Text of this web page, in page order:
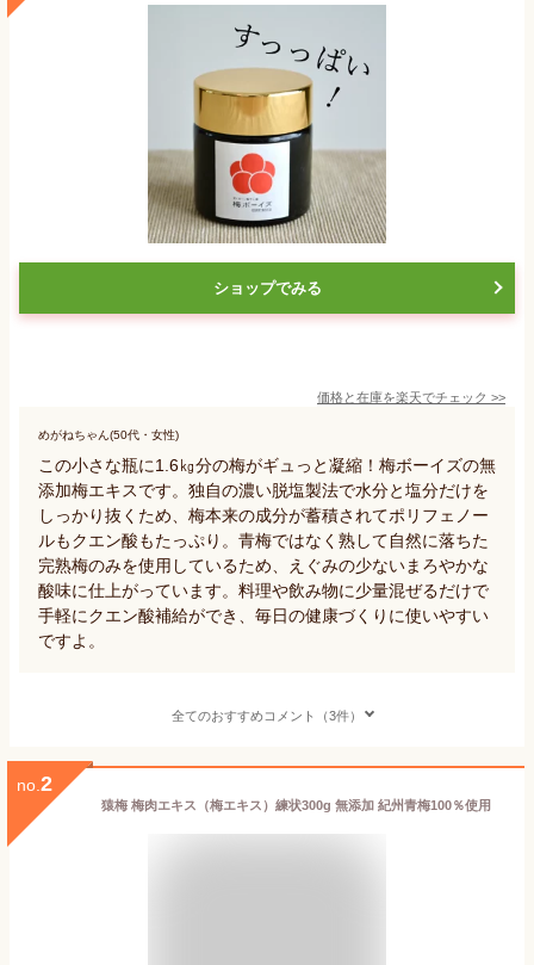
ショップでみる
価格と在庫を楽天でチェック >>
めがねちゃん(50代・女性)
この小さな瓶に1.6㎏分の梅がギュっと凝縮！梅ボーイズの無
添加梅エキスです。独自の濃い脱塩製法で水分と塩分だけを
しっかり抜くため、梅本来の成分が蓄積されてポリフェノー
ルもクエン酸もたっぷり。青梅ではなく熟して自然に落ちた
完熟梅のみを使用しているため、えぐみの少ないまろやかな
酸味に仕上がっています。料理や飲み物に少量混ぜるだけで
手軽にクエン酸補給ができ、毎日の健康づくりに使いやすい
ですよ。
全てのおすすめコメント（3件）
no. 2
猿梅 梅肉エキス（梅エキス）練状300g 無添加 紀州青梅100％使用